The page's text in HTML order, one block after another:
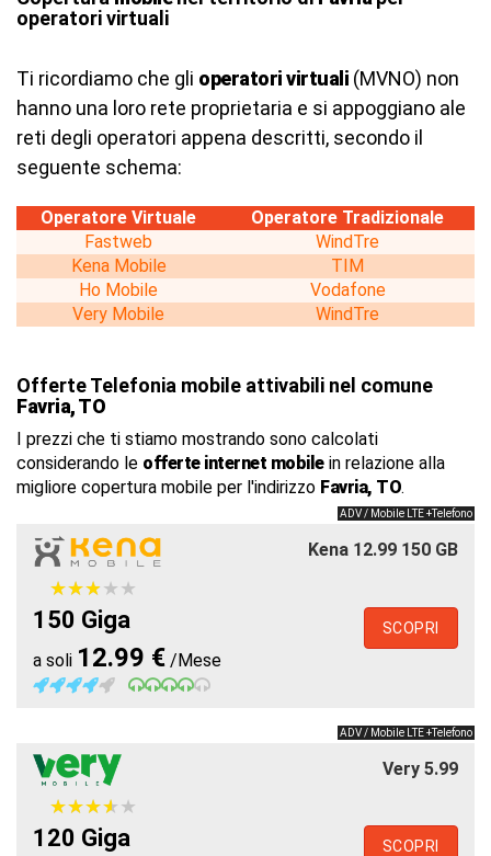
operatori virtuali
Ti ricordiamo che gli operatori virtuali (MVNO) non
hanno una loro rete proprietaria e si appoggiano ale
reti degli operatori appena descritti, secondo il
seguente schema:
Operatore Virtuale
Operatore Tradizionale
Fastweb
WindTre
Kena Mobile
TIM
Ho Mobile
Vodafone
Very Mobile
WindTre
Offerte Telefonia mobile attivabili nel comune
Favria, TO
I prezzi che ti stiamo mostrando sono calcolati
considerando le offerte internet mobilein relazione alla
migliore copertura mobile per l'indirizzo Favria, TO.
ADV / Mobile LTE +Telefono
Kena 12.99 150 GB
★★★★★
★★★★★
150 Giga
a soli 12.99 € /Mese
SCOPRI
ADV / Mobile LTE +Telefono
Very 5.99
★★★★★
★★★★★
120 Giga SCOPRI